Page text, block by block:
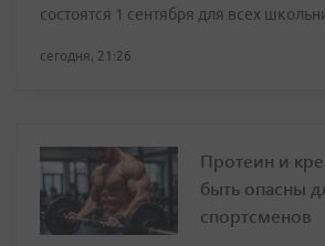
состоятся 1 сентября для всех
сегодня, 21:26
Протеин и
быть опасны
спортсменов